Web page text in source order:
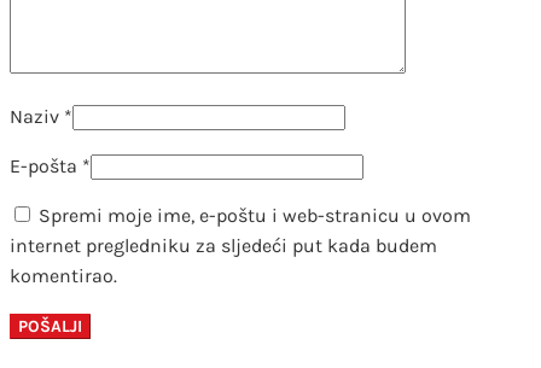
Naziv *
E-pošta *
Spremi moje ime, e-poštu i web-stranicu u ovom
internet pregledniku za sljedeći put kada budem
komentirao.